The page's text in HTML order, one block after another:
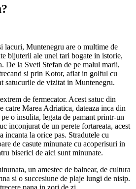
lacuri, Muntenegru are o multime de
bijuterii ale unei tari bogate in istorie,
De la Sveti Stefan de pe malul marii,
si prin Kotor, aflat in golful cu
satucurile de vizitat in Muntenegru.
de fermecator. Acest satuc din
catre Marea Adriatica, dateaza inca din
o insulita, legata de pamant printr-un
inconjurat de un perete fortareata, acest
incanta la orice pas. Stradutele cu
de casute minunate cu acoperisuri in
biserici de aici sunt minunate.
un amestec de balnear, de cultura
si o succesiune de plaje lungi de nisip.
pana in zori de zi.